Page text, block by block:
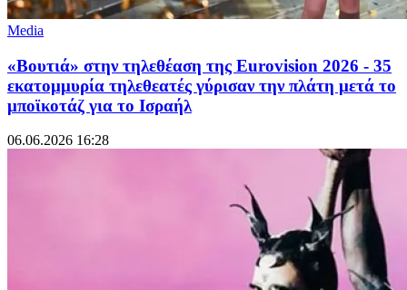
Media
«Βουτιά» στην τηλεθέαση της Eurovision 2026 - 35
εκατομμυρία τηλεθεατές γύρισαν την πλάτη μετά το
μποϊκοτάζ για το Ισραήλ
06.06.2026 16:28